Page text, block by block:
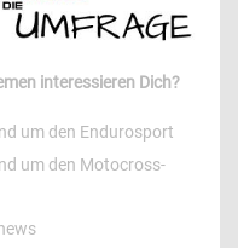
interessieren Dich?
um den Endurosport
um den Motocross-